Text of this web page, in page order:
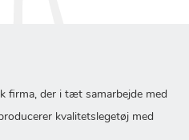
firma, der i tæt samarbejde med
kvalitetslegetøj med